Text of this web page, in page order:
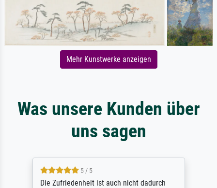
Mehr Kunstwerke anzeigen
Was unsere Kunden über
uns sagen
5 / 5
Die Zufriedenheit ist auch nicht dadurch